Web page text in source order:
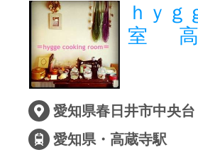
ｈｙｇ
室 高
愛知県春日井市中央台
愛知県・高蔵寺駅